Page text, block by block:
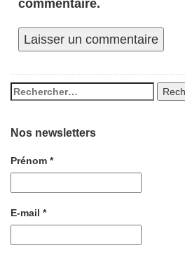
commentaire.
Nos newsletters
Prénom *
E-mail *